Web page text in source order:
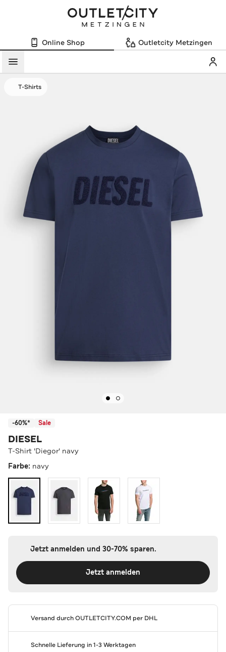
Online Shop Outletcity Metzingen
Menü
T-Shirts
-60%* Sale
DIESEL
T-Shirt 'Diegor' navy
Farbe: navy
Jetzt anmelden und 30-70% sparen.
Jetzt anmelden
Versand durchOUTLETCITY.COM per DHL
Schnelle Lieferung in 1-3 Werktagen